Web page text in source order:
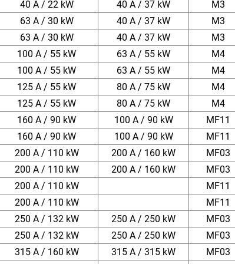
40 A / 22 kW 40 A / 37 kW M3
63 A / 30 kW
40 A / 37 kW M3
63 A / 30 kW
40 A / 37 kW M3
100 A / 55 kW
63 A / 55 kW M4
100 A / 55 kW
63 A / 55 kW M4
125 A / 55 kW
80 A / 75 kW M4
125 A / 55 kW
80 A / 75 kW M4
160 A / 90 kW
100 A / 90 kW MF11
160 A / 90 kW
100 A / 90 kW MF11
200 A / 110 kW
200 A / 160 kW MF03
200 A / 110 kW
200 A / 160 kW MF03
200 A / 110 kW
MF11
200 A / 110 kW
MF11
250 A / 132 kW
250 A / 250 kW MF03
250 A / 132 kW
250 A / 250 kW MF03
315 A / 160 kW
315 A / 315 kW MF03